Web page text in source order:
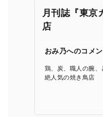
月刊誌『東京
店
おみ乃へのコメ
鶏、炭、職人の腕
絶人気の焼き鳥店